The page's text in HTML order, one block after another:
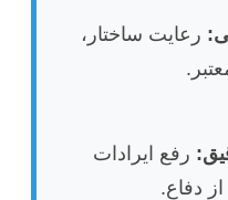
رعایت ساختار،
رفع ایرادات
دفاع.